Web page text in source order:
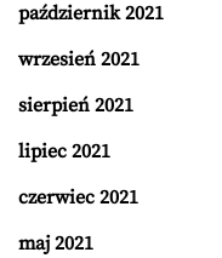
październik 2021
wrzesień 2021
sierpień 2021
lipiec 2021
czerwiec 2021
maj 2021